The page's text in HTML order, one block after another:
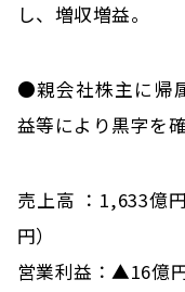
し、増収増益。
●親会社株主に帰
益等により黒字を確
売上高 ：1,633億
円）
営業利益：▲16億